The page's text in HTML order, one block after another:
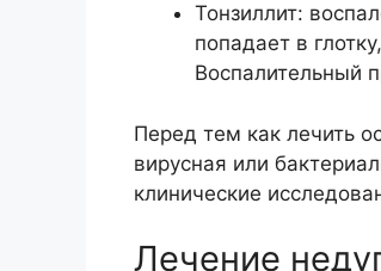
Тонзиллит:
попадает в
Воспалительный
Перед тем как лечить
вирусная или
клинические
Лечение